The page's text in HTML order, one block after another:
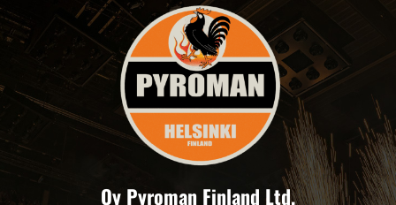
Oy Pyroman Finland Ltd.